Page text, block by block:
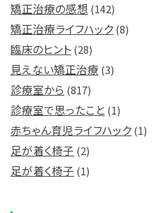
矯正治療の感想 (142)
矯正治療ライフハック(8)
臨床のヒント(28)
見えない矯正治療 (3)
診療室から (817)
診療室で思ったこと (1)
赤ちゃん育児ライフハック(1)
足が着く椅子 (2)
足が着く椅子 (1)